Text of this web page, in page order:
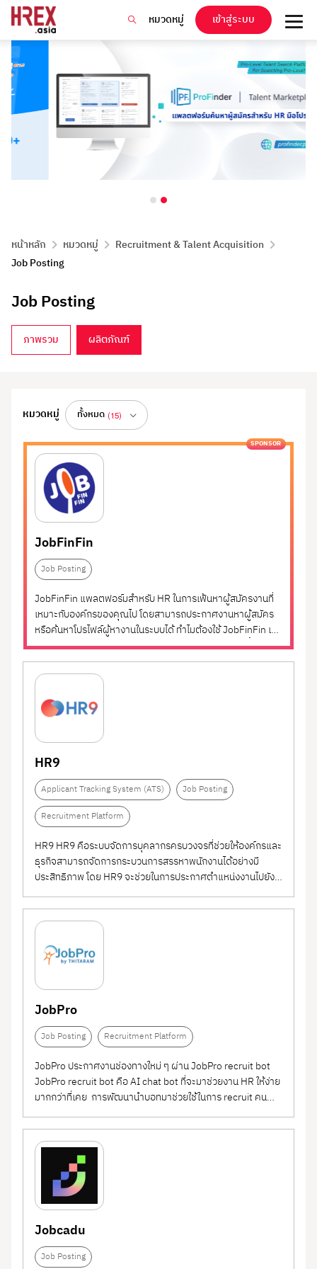
หมวดหมู่ เข้าสู่ระบบ
หน้าหลัก หมวดหมู่
Recruitment & Talent Acquisition
Job Posting
Job Posting
ภาพรวม ผลิตภัณฑ์
Job Posting
แพลตฟอร์มประกาศงานออนไลน์ ช่วยให้องค์กรเข้าถึง
ผู้สมัครได้รวดเร็วและตรงกลุ่มเป้าหมาย
รวมเว็บไซต์และระบบที่ช่วยให้องค์กรสามารถลง
ประกาศรับสมัครงานได้อย่างมีประสิทธิภาพ พร้อม
ฟีเจอร์ในการจัดการตำแหน่งงาน ตั้งค่ากลุ่มเป้าหมาย
แชร์ประกาศงานไปยัง Social Media หรือ Job Board
ต่าง ๆ และติดตามผลการเข้าชมได้แบบเรียลไทม์ บาง
แพลตฟอร์มยังมีระบบจัดอันดับตำแหน่งงาน หรือ
โปรโมตแบบเสียค่าใช้จ่ายเพื่อเพิ่มโอกาสในการมอง
เห็น
เหมาะสำหรับองค์กรที่ต้องการเพิ่มการเข้าถึงผู้สมัคร
ในวงกว้าง ลดเวลาในการหาคน และสร้างภาพลักษณ์
หมวดหมู่ ทั้งหมด (15)
ทั้งหมด (15)
Employer Branding
HR Consulting
System (ATS)
Recruitment Agency
JobFinFin
Job Posting
SPONSOR
JobFinFin แพลตฟอร์มสำหรับ HR ในการเฟ้นหาผู้สมัครงานที่
เหมาะกับองค์กรของคุณไป โดยสามารถประกาศงานหาผู้สมัคร
หรือค้นหาโปรไฟล์ผู้หางานในระบบได้ ทำไมต้องใช้ JobFinFin เข้า
ถึงคนหางานได้มากกว่า หาคนได้ตรงความต้องการมากขึ้น กับ
เครือข่ายคนหางานในระบบ และ โซเชียลมีเดีย กว่า 2.5 ล้านคน+
ใช้ฟรี ที่เดียวในไทย...
HR9
Applicant Tracking System (ATS)
Job Posting
Recruitment Platform
HR9 HR9 คือระบบจัดการบุคลากรครบวงจรที่ช่วยให้องค์กรและ
ธุรกิจสามารถจัดการกระบวนการสรรหาพนักงานได้อย่างมี
ประสิทธิภาพ โดย HR9 จะช่วยในการประกาศตำแหน่งงานไปยัง
แพลตฟอร์มการหางานชั้นนำหลายแห่ง และรวบรวมใบสมัครจาก
ทุกช่องทางไว้ในที่เดียว ทำให้ง่ายต่อการจัดการและตรวจสอบ
ข้อมูลผู้สมัคร HR9...
JobPro
Job Posting Recruitment Platform
JobPro ประกาศงานช่องทางใหม่ ๆ ผ่าน JobPro recruit bot
JobPro recruit bot คือ AI chat bot ที่จะมาช่วยงาน HR ให้ง่าย
มากกว่าที่เคย การพัฒนานำบอทมาช่วยใช้ในการ recruit คน
โดยจะอยู่ในแพลตฟอร์มที่คนไทยใช้เป็นจำนวนมากอย่าง “ไลน์”
ของ JobPro และเนื่องจากบริษัทเราเป็นบริษัทเกี่ยวกับ
recruitment...
Jobcadu
Job Posting